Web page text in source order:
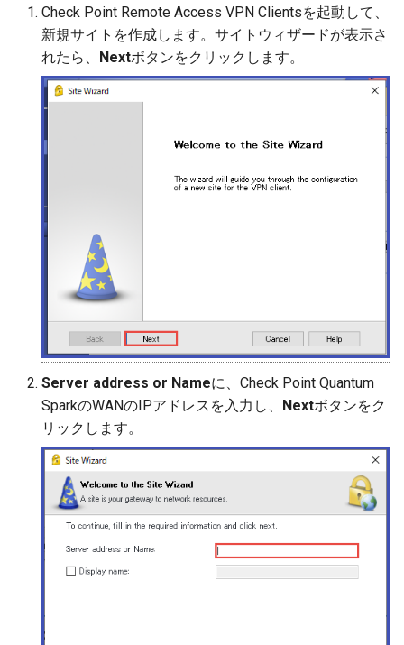
Check Point Remote Access VPN Clientsを起動して、
新規サイトを作成します。サイトウィザードが表示さ
れたら、 Nextボタンをクリックします。
Server address or Nameに、Check Point Quantum
SparkのWANのIPアドレスを入力し、 Nextボタンをク
リックします。